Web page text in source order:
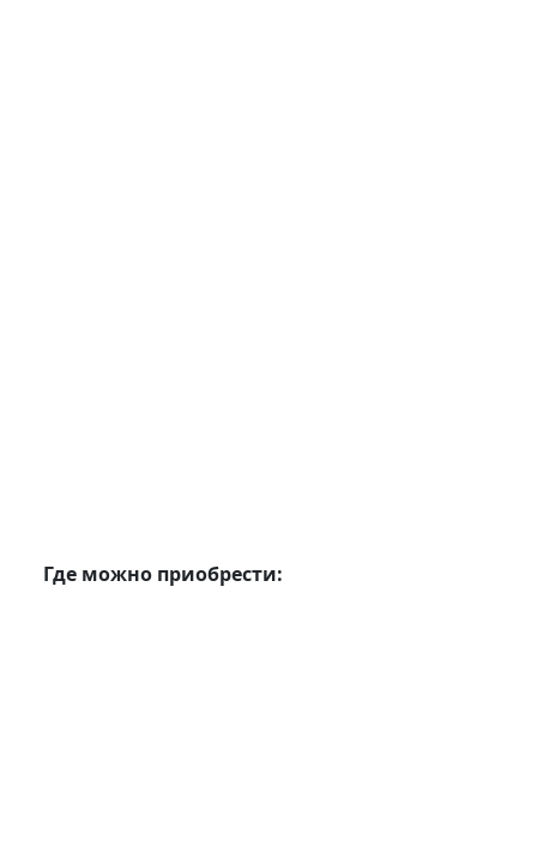
Где можно приобрести: